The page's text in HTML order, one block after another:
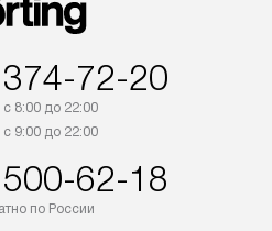
72-20
с 8:00 до 22:00
с 9:00 до 22:00
62-18
по России